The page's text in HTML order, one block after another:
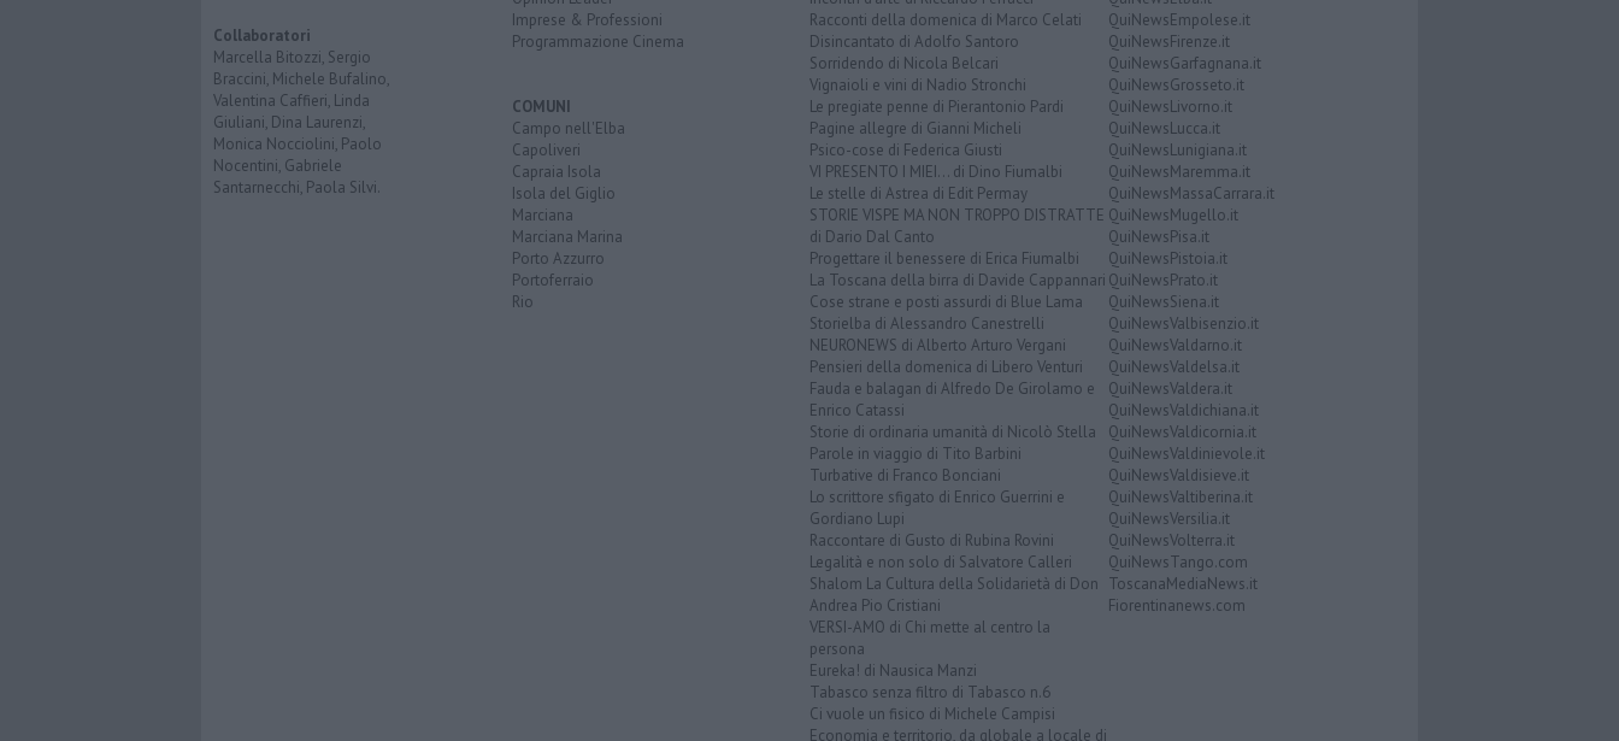
Collaboratori
Marcella Bitozzi, Sergio
Braccini, Michele Bufalino,
Valentina Caffieri, Linda
Giuliani, Dina Laurenzi,
Monica Nocciolini, Paolo
Nocentini, Gabriele
Santarnecchi, Paola Silvi.
Imprese & Professioni
Programmazione Cinema
COMUNI
Campo nell'Elba
Capoliveri
Capraia Isola
Isola del Giglio
Marciana
Marciana Marina
Porto Azzurro
Portoferraio
Rio
Racconti della domenica di Marco Celati
Disincantato di Adolfo Santoro
Sorridendo di Nicola Belcari
Vignaioli e vini di Nadio Stronchi
Le pregiate penne di Pierantonio Pardi
Pagine allegre di Gianni Micheli
Psico-cose di Federica Giusti
VI PRESENTO I MIEI... di Dino Fiumalbi
Le stelle di Astrea di Edit Permay
STORIE VISPE MA NON TROPPO DISTRATTE
di Dario Dal Canto
Progettare il benessere di Erica Fiumalbi
La Toscana della birra di Davide Cappannari
Cose strane e posti assurdi di Blue Lama
Storielba di Alessandro Canestrelli
NEURONEWS di Alberto Arturo Vergani
Pensieri della domenica di Libero Venturi
Fauda e balagan di Alfredo De Girolamo e
Enrico Catassi
Storie di ordinaria umanità di Nicolò Stella
Parole in viaggio di Tito Barbini
Turbative di Franco Bonciani
Lo scrittore sfigato di Enrico Guerrini e
Gordiano Lupi
Raccontare di Gusto di Rubina Rovini
Legalità e non solo di Salvatore Calleri
Shalom La Cultura della Solidarietà di Don
Andrea Pio Cristiani
VERSI-AMO di Chi mette al centro la
persona
Eureka! di Nausica Manzi
Tabasco senza filtro di Tabasco n.6
Ci vuole un fisico di Michele Campisi
Economia e territorio, da globale a locale di
QuiNewsEmpolese.it
QuiNewsFirenze.it
QuiNewsGarfagnana.it
QuiNewsGrosseto.it
QuiNewsLivorno.it
QuiNewsLucca.it
QuiNewsLunigiana.it
QuiNewsMaremma.it
QuiNewsMassaCarrara.it
QuiNewsMugello.it
QuiNewsPisa.it
QuiNewsPistoia.it
QuiNewsPrato.it
QuiNewsSiena.it
QuiNewsValbisenzio.it
QuiNewsValdarno.it
QuiNewsValdelsa.it
QuiNewsValdera.it
QuiNewsValdichiana.it
QuiNewsValdicornia.it
QuiNewsValdinievole.it
QuiNewsValdisieve.it
QuiNewsValtiberina.it
QuiNewsVersilia.it
QuiNewsVolterra.it
QuiNewsTango.com
ToscanaMediaNews.it
Fiorentinanews.com